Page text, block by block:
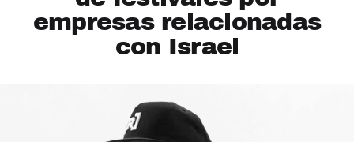
empresas relacionadas
con Israel